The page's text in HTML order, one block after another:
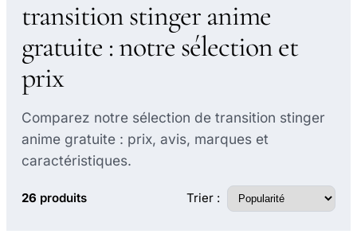
transition stinger anime
gratuite : notre sélection et
prix
Comparez notre sélection de transition stinger
anime gratuite : prix, avis, marques et
caractéristiques.
26 produits Trier :